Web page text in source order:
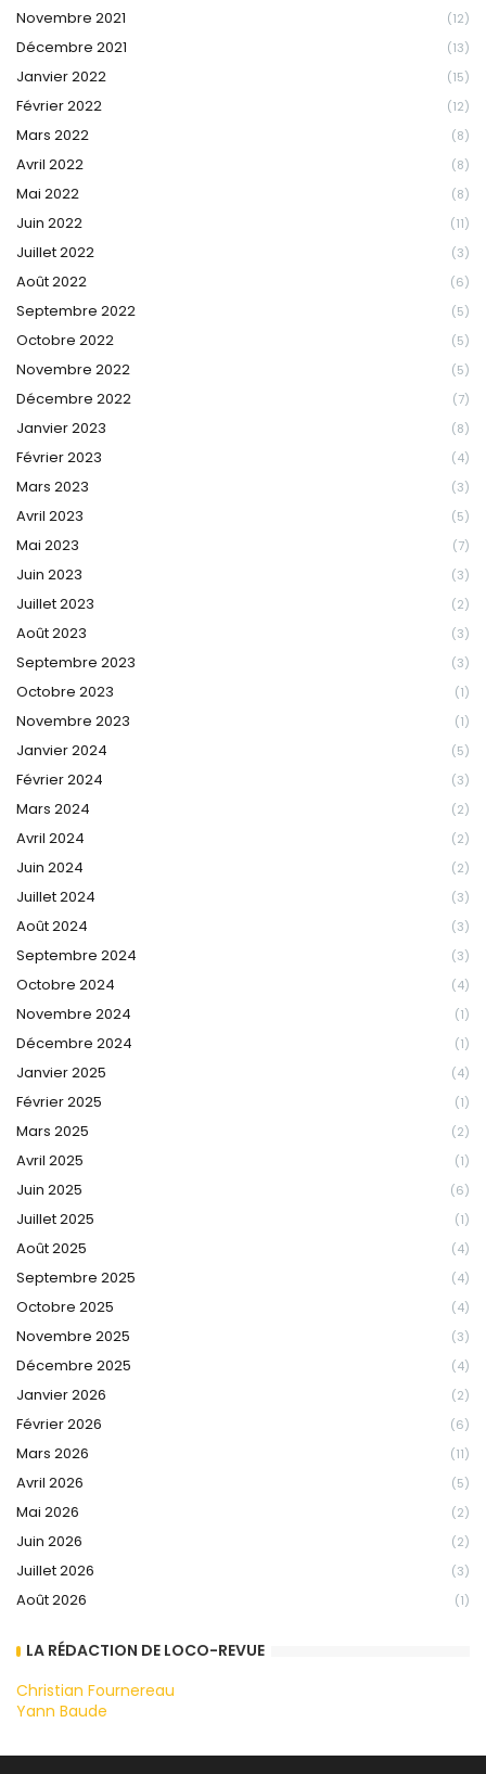
Novembre 2021 (12)
Décembre 2021 (13)
Janvier 2022 (15)
Février 2022 (12)
Mars 2022 (8)
Avril 2022 (8)
Mai 2022 (8)
Juin 2022 (11)
Juillet 2022 (3)
Août 2022 (6)
Septembre 2022 (5)
Octobre 2022 (5)
Novembre 2022 (5)
Décembre 2022 (7)
Janvier 2023 (8)
Février 2023 (4)
Mars 2023 (3)
Avril 2023 (5)
Mai 2023 (7)
Juin 2023 (3)
Juillet 2023 (2)
Août 2023 (3)
Septembre 2023 (3)
Octobre 2023 (1)
Novembre 2023 (1)
Janvier 2024 (5)
Février 2024 (3)
Mars 2024 (2)
Avril 2024 (2)
Juin 2024 (2)
Juillet 2024 (3)
Août 2024 (3)
Septembre 2024 (3)
Octobre 2024 (4)
Novembre 2024 (1)
Décembre 2024 (1)
Janvier 2025 (4)
Février 2025 (1)
Mars 2025 (2)
Avril 2025 (1)
Juin 2025 (6)
Juillet 2025 (1)
Août 2025 (4)
Septembre 2025 (4)
Octobre 2025 (4)
Novembre 2025 (3)
Décembre 2025 (4)
Janvier 2026 (2)
Février 2026 (6)
Mars 2026 (11)
Avril 2026 (5)
Mai 2026 (2)
Juin 2026 (2)
Juillet 2026 (3)
Août 2026 (1)
LA RÉDACTION DE LOCO-REVUE
Christian Fournereau
Yann Baude